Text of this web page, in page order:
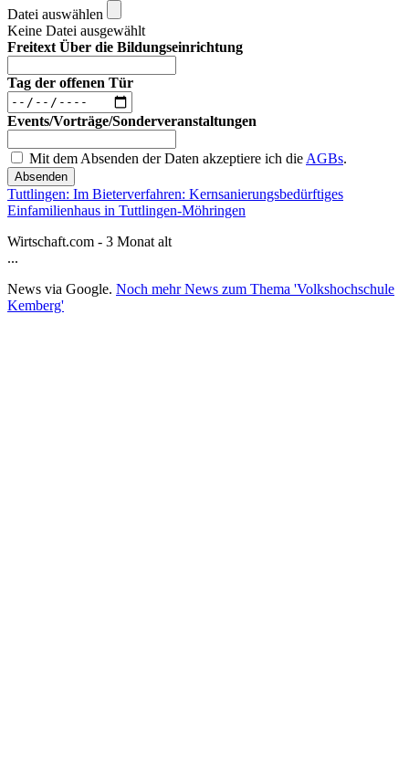
Datei auswählen
Keine Datei ausgewählt
Freitext Über die Bildungseinrichtung
Tag der offenen Tür
Events/Vorträge/Sonderveranstaltungen
Mit dem Absenden der Daten akzeptiere ich die AGBs.
Absenden
Tuttlingen: Im Bieterverfahren: Kernsanierungsbedürftiges
Einfamilienhaus in Tuttlingen-Möhringen
Wirtschaft.com - 3 Monat alt
...
News via Google. Noch mehr News zum Thema 'Volkshochschule
Kemberg'